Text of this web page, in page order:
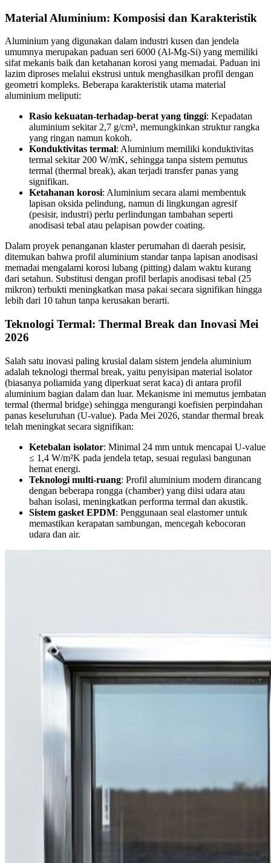
Material Aluminium: Komposisi dan Karakteristik
Aluminium yang digunakan dalam industri kusen dan jendela
umumnya merupakan paduan seri 6000 (Al-Mg-Si) yang memiliki
sifat mekanis baik dan ketahanan korosi yang memadai. Paduan ini
lazim diproses melalui ekstrusi untuk menghasilkan profil dengan
geometri kompleks. Beberapa karakteristik utama material
aluminium meliputi:
Rasio kekuatan-terhadap-berat yang tinggi: Kepadatan
aluminium sekitar 2,7 g/cm³, memungkinkan struktur rangka
yang ringan namun kokoh.
Konduktivitas termal: Aluminium memiliki konduktivitas
termal sekitar 200 W/mK, sehingga tanpa sistem pemutus
termal (thermal break), akan terjadi transfer panas yang
signifikan.
Ketahanan korosi: Aluminium secara alami membentuk
lapisan oksida pelindung, namun di lingkungan agresif
(pesisir, industri) perlu perlindungan tambahan seperti
anodisasi tebal atau pelapisan powder coating.
Dalam proyek penanganan klaster perumahan di daerah pesisir,
ditemukan bahwa profil aluminium standar tanpa lapisan anodisasi
memadai mengalami korosi lubang (pitting) dalam waktu kurang
dari setahun. Substitusi dengan profil berlapis anodisasi tebal (25
mikron) terbukti meningkatkan masa pakai secara signifikan hingga
lebih dari 10 tahun tanpa kerusakan berarti.
Teknologi Termal: Thermal Break dan Inovasi Mei
2026
Salah satu inovasi paling krusial dalam sistem jendela aluminium
adalah teknologi thermal break, yaitu penyisipan material isolator
(biasanya poliamida yang diperkuat serat kaca) di antara profil
aluminium bagian dalam dan luar. Mekanisme ini memutus jembatan
termal (thermal bridge) sehingga mengurangi koefisien perpindahan
panas keseluruhan (U-value). Pada Mei 2026, standar thermal break
telah meningkat secara signifikan:
Ketebalan isolator: Minimal 24 mm untuk mencapai U-value
≤ 1,4 W/m²K pada jendela tetap, sesuai regulasi bangunan
hemat energi.
Teknologi multi-ruang: Profil aluminium modern dirancang
dengan beberapa rongga (chamber) yang diisi udara atau
bahan isolasi, meningkatkan performa termal dan akustik.
Sistem gasket EPDM: Penggunaan seal elastomer untuk
memastikan kerapatan sambungan, mencegah kebocoran
udara dan air.